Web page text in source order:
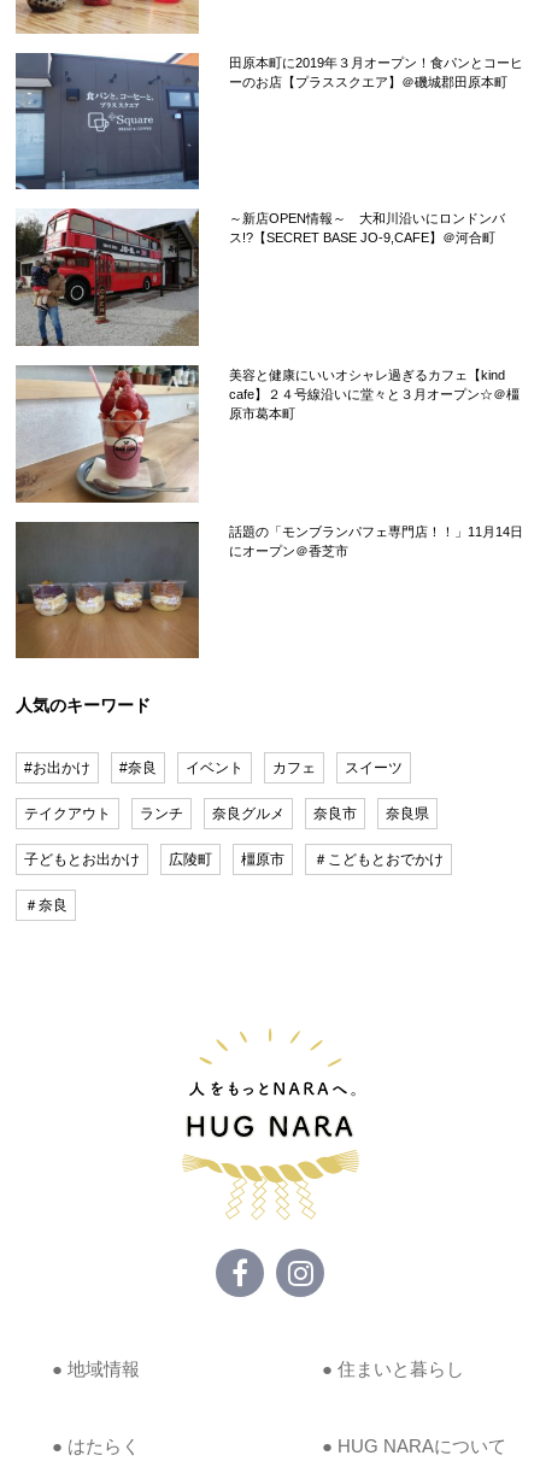
田原本町に2019年３月オープン！食パンとコーヒ
ーのお店【プラススクエア】＠磯城郡田原本町
～新店OPEN情報～ 大和川沿いにロンドンバ
ス!?【SECRET BASE JO-9,CAFE】＠河合町
美容と健康にいいオシャレ過ぎるカフェ【kind
cafe】２４号線沿いに堂々と３月オープン☆＠橿
原市葛本町
話題の「モンブランパフェ専門店！！」11月14日
にオープン＠香芝市
人気のキーワード
#お出かけ #奈良 イベント カフェ スイーツ
テイクアウト ランチ 奈良グルメ 奈良市 奈良県
子どもとお出かけ 広陵町 橿原市 ＃こどもとおでかけ
＃奈良
● 地域情報 ● 住まいと暮らし
● はたらく ● HUG NARAについて